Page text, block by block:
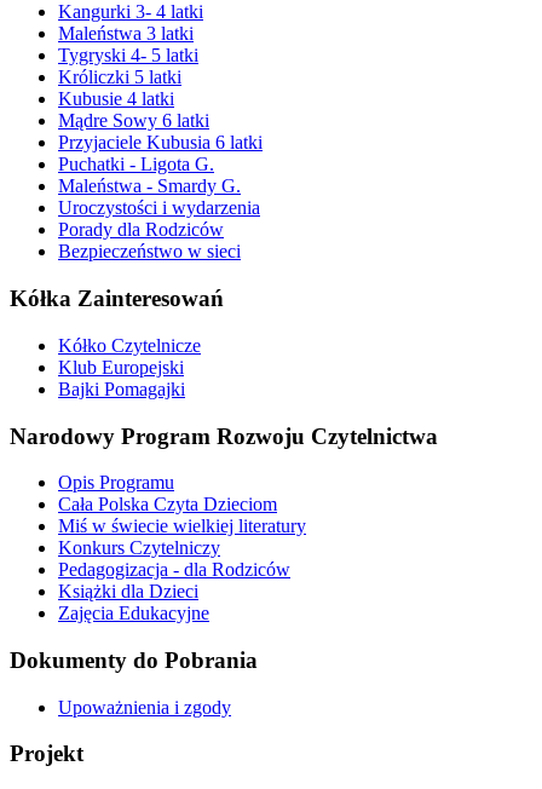
Kangurki 3- 4 latki
Maleństwa 3 latki
Tygryski 4- 5 latki
Króliczki 5 latki
Kubusie 4 latki
Mądre Sowy 6 latki
Przyjaciele Kubusia 6 latki
Puchatki - Ligota G.
Maleństwa - Smardy G.
Uroczystości i wydarzenia
Porady dla Rodziców
Bezpieczeństwo w sieci
Kółka Zainteresowań
Kółko Czytelnicze
Klub Europejski
Bajki Pomagajki
Narodowy Program Rozwoju Czytelnictwa
Opis Programu
Cała Polska Czyta Dzieciom
Miś w świecie wielkiej literatury
Konkurs Czytelniczy
Pedagogizacja - dla Rodziców
Książki dla Dzieci
Zajęcia Edukacyjne
Dokumenty do Pobrania
Upoważnienia i zgody
Projekt